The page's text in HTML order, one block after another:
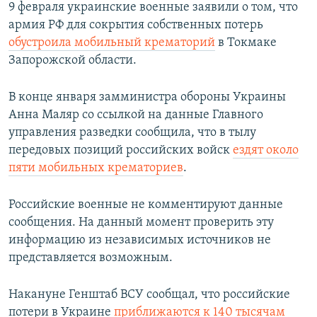
9 февраля украинские военные заявили о том, что
армия РФ для сокрытия собственных потерь
обустроила мобильный крематорий в Токмаке
Запорожской области.
В конце января замминистра обороны Украины
Анна Маляр со ссылкой на данные Главного
управления разведки сообщила, что в тылу
передовых позиций российских войск ездят около
пяти мобильных крематориев.
Российские военные не комментируют данные
сообщения. На данный момент проверить эту
информацию из независимых источников не
представляется возможным.
Накануне Генштаб ВСУ сообщал, что российские
потери в Украине приближаются к 140 тысячам